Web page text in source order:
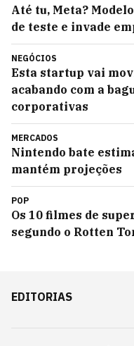
Até tu, Meta?
de teste e invade
NEGÓCIOS
Esta startup vai
acabando com a
corporativas
MERCADOS
Nintendo bate
mantém projeções
POP
Os 10 filmes de
segundo o Rotten
EDITORIAS